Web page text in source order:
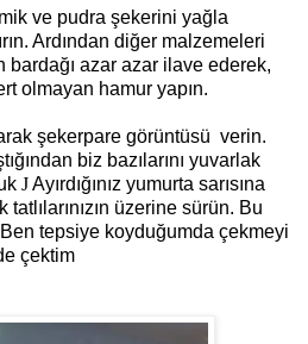
ve pudra şekerini yağla
Ardından diğer malzemeleri
azar azar ilave ederek,
olmayan hamur yapın.
şekerpare görüntüsü verin.
biz bazılarını yuvarlak
JAyırdığınız yumurta sarısına
tatlılarınızın üzerine sürün. Bu
Ben tepsiye koyduğumda çekmeyi
çektim